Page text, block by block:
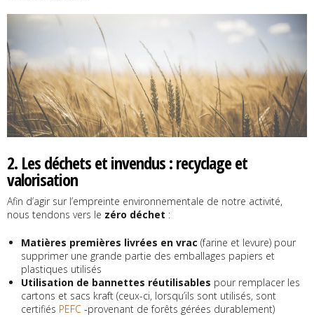
2. Les déchets et invendus : recyclage et
valorisation
Afin d’agir sur l’empreinte environnementale de notre activité,
nous tendons vers le zéro déchet :
Matières premières livrées en vrac (farine et levure) pour
supprimer une grande partie des emballages papiers et
plastiques utilisés
Utilisation de bannettes réutilisables pour remplacer les
cartons et sacs kraft (ceux-ci, lorsqu’ils sont utilisés, sont
certifiés PEFC -provenant de forêts gérées durablement)